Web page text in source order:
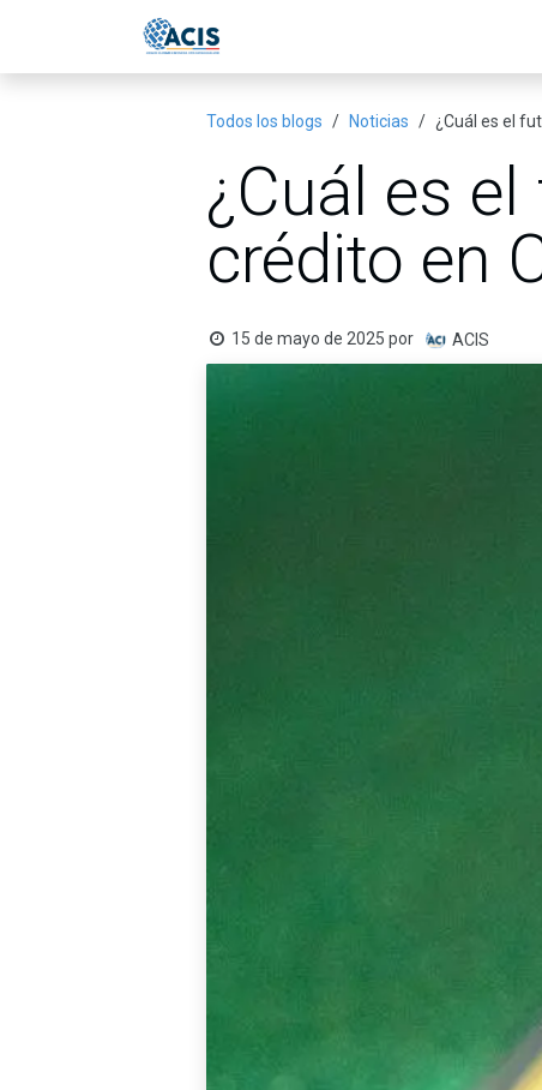
Todos los blogs Noticias ¿Cuál es el
¿Cuál es
crédito en
15 de mayo de 2025 por ACIS